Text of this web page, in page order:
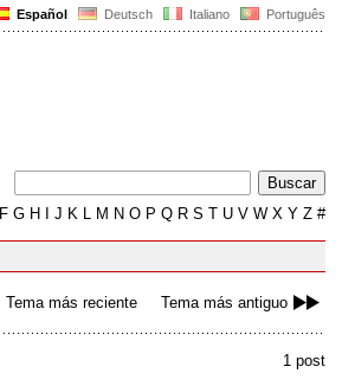
Español Deutsch Italiano Português
F G H J K L M N O P Q R S T U V W X Y Z #
Tema más reciente Tema más antiguo
1 post